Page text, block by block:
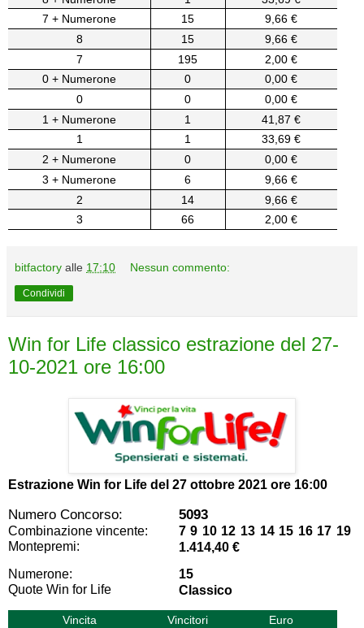
7 + Numerone
15
9,66 €
8
15
9,66 €
7
195
2,00 €
0 + Numerone
0
0,00 €
0
0
0,00 €
1 + Numerone
1
41,87 €
1
1
33,69 €
2 + Numerone
0
0,00 €
3 + Numerone
6
9,66 €
2
14
9,66 €
3
66 2,00 €
bitfactory alle 17:10 Nessun commento:
Condividi
Win for Life classico estrazione del 27-
10-2021 ore 16:00
Estrazione Win for Life del 27 ottobre 2021 ore 16:00
Numero Concorso: 5093
Combinazione vincente:
7 9 10 12 13 14 15 16 17 19
Montepremi:
1.414,40 €
Numerone:
15
Quote Win for Life
Classico
Vincita Vincitori
Euro